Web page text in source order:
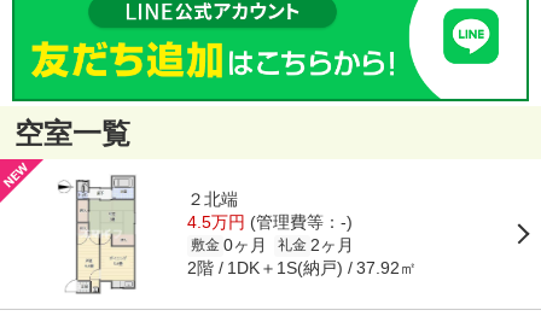
空室一覧
２北端
4.5万円 (管理費等：-)
敷金 0ヶ月 礼金 2ヶ月
2階 1DK＋1S(納戸) 37.92㎡